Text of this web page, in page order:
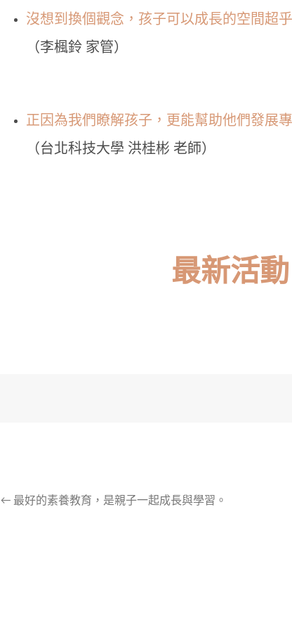
沒想到換個觀念，孩子可以成長的空間超乎
（李楓鈴 家管）
正因為我們瞭解孩子，更能幫助他們發展專
（台北科技大學 洪桂彬 老師）
最新活動
文
← 最好的素養教育，是親子一起成長與學習。